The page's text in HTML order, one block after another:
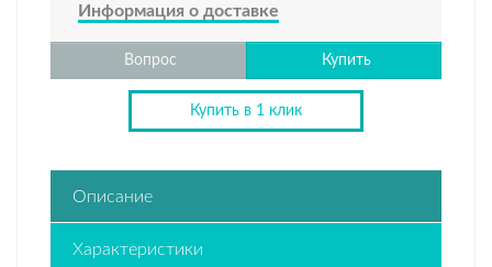
Информация о доставке
Вопрос Купить
Купить в 1 клик
Описание
Характеристики